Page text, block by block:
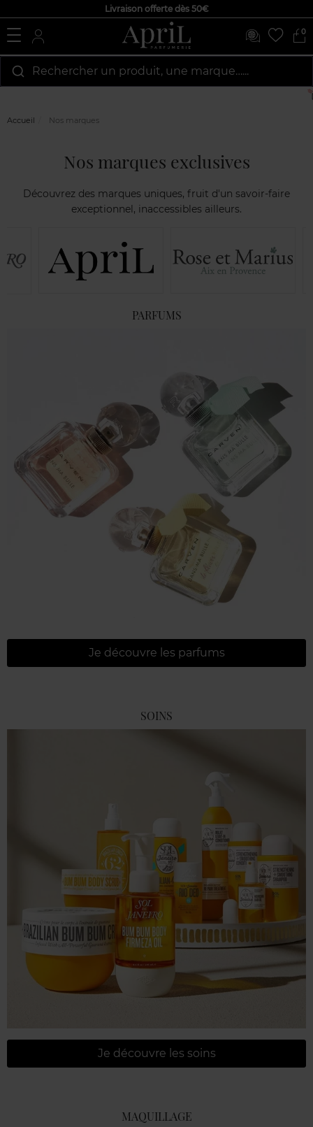
Livraison offerte dès 50€
0
Rechercher un produit, une marque…...
Accueil Nos marques
Nos marques exclusives
Découvrez des marques uniques, fruit d'un savoir-faire
exceptionnel, inaccessibles ailleurs.
PARFUMS
Je découvre les parfums
SOINS
Je découvre les soins
MAQUILLAGE